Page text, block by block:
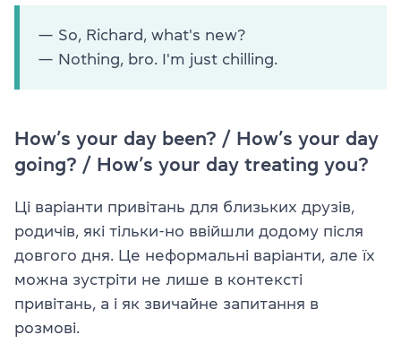
— So, Richard, what's new?
— Nothing, bro. I'm just chilling.
How’s your day been? / How’s your day
going? / How’s your day treating you?
Ці варіанти привітань для близьких друзів,
родичів, які тільки-но ввійшли додому після
довгого дня. Це неформальні варіанти, але їх
можна зустріти не лише в контексті
привітань, а і як звичайне запитання в
розмові.